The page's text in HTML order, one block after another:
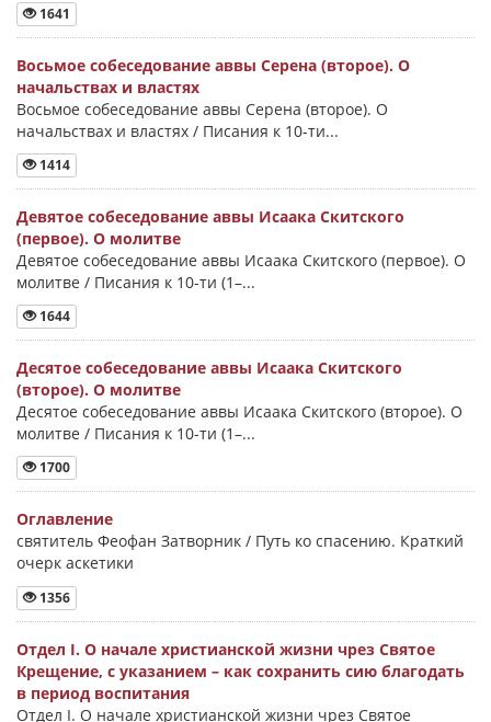
1641
Восьмое собеседование аввы Серена (второе). О
начальствах и властях
Восьмое собеседование аввы Серена (второе). О
начальствах и властях / Писания к 10-ти...
1414
Девятое собеседование аввы Исаака Скитского
(первое). О молитве
Девятое собеседование аввы Исаака Скитского (первое). О
молитве / Писания к 10-ти (1–...
1644
Десятое собеседование аввы Исаака Скитского
(второе). О молитве
Десятое собеседование аввы Исаака Скитского (второе). О
молитве / Писания к 10-ти (1–...
1700
Оглавление
святитель Феофан Затворник / Путь ко спасению. Краткий
очерк аскетики
1356
Отдел I. О начале христианской жизни чрез Святое
Крещение, с указанием – как сохранить сию благодать
в период воспитания
Отдел I. О начале христианской жизни чрез Святое